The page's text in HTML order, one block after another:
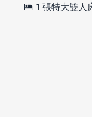
1 張特大雙人